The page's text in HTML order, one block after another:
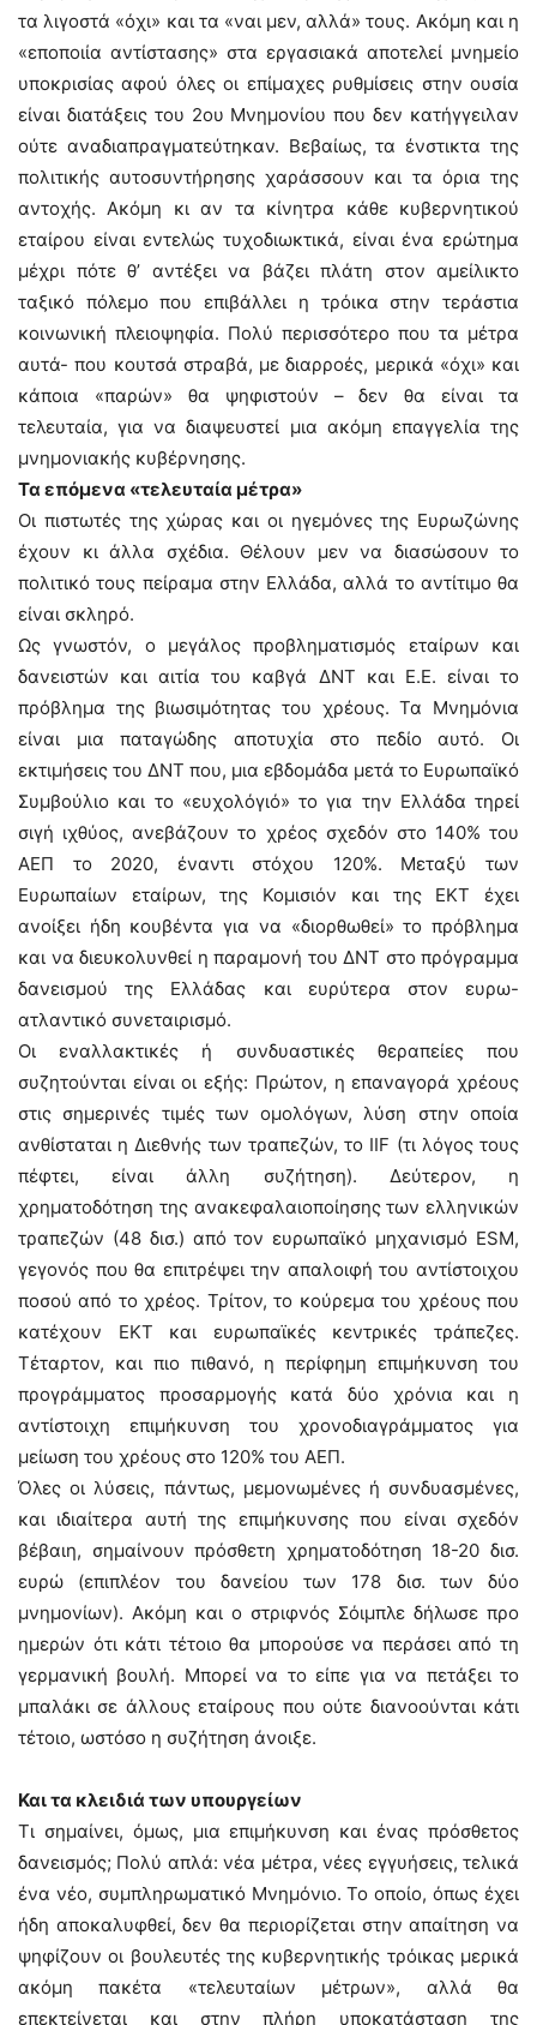
τα λιγοστά «όχι» και τα «ναι μεν, αλλά» τους. Ακόμη και η
«εποποιία αντίστασης» στα εργασιακά αποτελεί μνημείο
υποκρισίας αφού όλες οι επίμαχες ρυθμίσεις στην ουσία
είναι διατάξεις του 2ου Μνημονίου που δεν κατήγγειλαν
ούτε αναδιαπραγματεύτηκαν. Βεβαίως, τα ένστικτα της
πολιτικής αυτοσυντήρησης χαράσσουν και τα όρια της
αντοχής. Ακόμη κι αν τα κίνητρα κάθε κυβερνητικού
εταίρου είναι εντελώς τυχοδιωκτικά, είναι ένα ερώτημα
μέχρι πότε θ’ αντέξει να βάζει πλάτη στον αμείλικτο
ταξικό πόλεμο που επιβάλλει η τρόικα στην τεράστια
κοινωνική πλειοψηφία. Πολύ περισσότερο που τα μέτρα
αυτά- που κουτσά στραβά, με διαρροές, μερικά «όχι» και
κάποια «παρών» θα ψηφιστούν – δεν θα είναι τα
τελευταία, για να διαψευστεί μια ακόμη επαγγελία της
μνημονιακής κυβέρνησης.
Τα επόμενα «τελευταία μέτρα»
Οι πιστωτές της χώρας και οι ηγεμόνες της Ευρωζώνης
έχουν κι άλλα σχέδια. Θέλουν μεν να διασώσουν το
πολιτικό τους πείραμα στην Ελλάδα, αλλά το αντίτιμο θα
είναι σκληρό.
Ως γνωστόν, ο μεγάλος προβληματισμός εταίρων και
δανειστών και αιτία του καβγά ΔΝΤ και Ε.Ε. είναι το
πρόβλημα της βιωσιμότητας του χρέους. Τα Μνημόνια
είναι μια παταγώδης αποτυχία στο πεδίο αυτό. Οι
εκτιμήσεις του ΔΝΤ που, μια εβδομάδα μετά το Ευρωπαϊκό
Συμβούλιο και το «ευχολόγιό» το για την Ελλάδα τηρεί
σιγή ιχθύος, ανεβάζουν το χρέος σχεδόν στο 140% του
ΑΕΠ το 2020, έναντι στόχου 120%. Μεταξύ των
Ευρωπαίων εταίρων, της Κομισιόν και της ΕΚΤ έχει
ανοίξει ήδη κουβέντα για να «διορθωθεί» το πρόβλημα
και να διευκολυνθεί η παραμονή του ΔΝΤ στο πρόγραμμα
δανεισμού της Ελλάδας και ευρύτερα στον ευρω-
ατλαντικό συνεταιρισμό.
Οι εναλλακτικές ή συνδυαστικές θεραπείες που
συζητούνται είναι οι εξής: Πρώτον, η επαναγορά χρέους
στις σημερινές τιμές των ομολόγων, λύση στην οποία
ανθίσταται η Διεθνής των τραπεζών, το IIF (τι λόγος τους
πέφτει, είναι άλλη συζήτηση). Δεύτερον, η
χρηματοδότηση της ανακεφαλαιοποίησης των ελληνικών
τραπεζών (48 δισ.) από τον ευρωπαϊκό μηχανισμό ESM,
γεγονός που θα επιτρέψει την απαλοιφή του αντίστοιχου
ποσού από το χρέος. Τρίτον, το κούρεμα του χρέους που
κατέχουν ΕΚΤ και ευρωπαϊκές κεντρικές τράπεζες.
Τέταρτον, και πιο πιθανό, η περίφημη επιμήκυνση του
προγράμματος προσαρμογής κατά δύο χρόνια και η
αντίστοιχη επιμήκυνση του χρονοδιαγράμματος για
μείωση του χρέους στο 120% του ΑΕΠ.
Όλες οι λύσεις, πάντως, μεμονωμένες ή συνδυασμένες,
και ιδιαίτερα αυτή της επιμήκυνσης που είναι σχεδόν
βέβαιη, σημαίνουν πρόσθετη χρηματοδότηση 18-20 δισ.
ευρώ (επιπλέον του δανείου των 178 δισ. των δύο
μνημονίων). Ακόμη και ο στριφνός Σόιμπλε δήλωσε προ
ημερών ότι κάτι τέτοιο θα μπορούσε να περάσει από τη
γερμανική βουλή. Μπορεί να το είπε για να πετάξει το
μπαλάκι σε άλλους εταίρους που ούτε διανοούνται κάτι
τέτοιο, ωστόσο η συζήτηση άνοιξε.
Και τα κλειδιά των υπουργείων
Τι σημαίνει, όμως, μια επιμήκυνση και ένας πρόσθετος
δανεισμός; Πολύ απλά: νέα μέτρα, νέες εγγυήσεις, τελικά
ένα νέο, συμπληρωματικό Μνημόνιο. Το οποίο, όπως έχει
ήδη αποκαλυφθεί, δεν θα περιορίζεται στην απαίτηση να
ψηφίζουν οι βουλευτές της κυβερνητικής τρόικας μερικά
ακόμη πακέτα «τελευταίων μέτρων», αλλά θα
επεκτείνεται και στην πλήρη υποκατάσταση της